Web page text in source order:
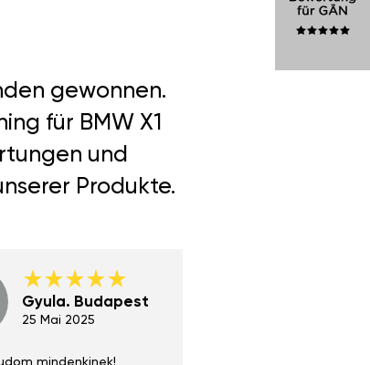
gewonnen.
für BMW X1
und
Produkte.
Gyula. Budapest
25 Mai 2025